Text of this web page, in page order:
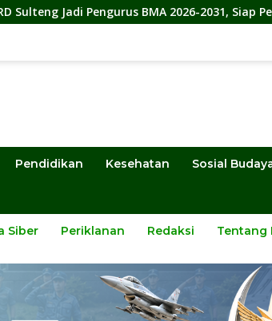
BMA 2026-2031, Siap Perkuat
Pendidikan Kesehatan Sosial
Siber Periklanan Redaksi Tentang